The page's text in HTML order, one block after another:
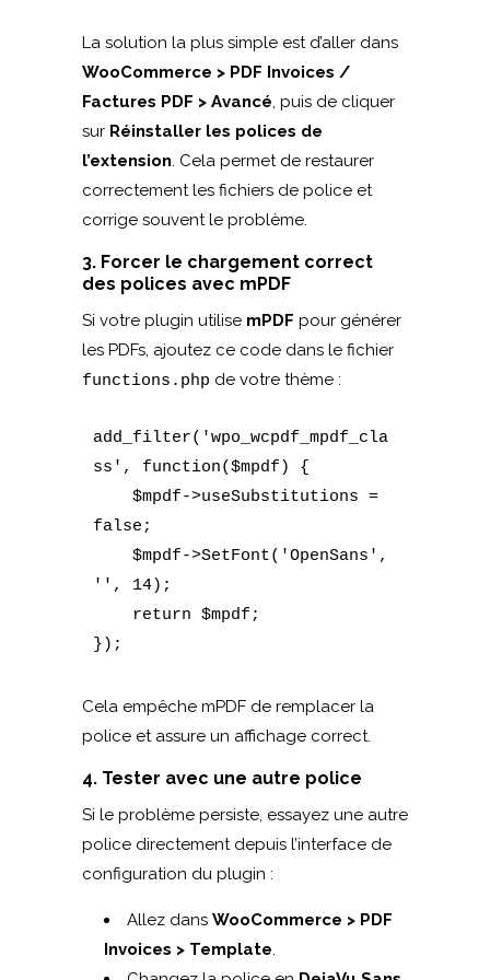
La solution la plus simple est d’aller dans
WooCommerce > PDF Invoices /
Factures PDF > Avancé, puis de cliquer
sur Réinstaller les polices de
l’extension. Cela permet de restaurer
correctement les fichiers de police et
corrige souvent le problème.
3. Forcer le chargement correct
des polices avec mPDF
Si votre plugin utilise mPDF pour générer
les PDFs, ajoutez ce code dans le fichier
functions.php de votre thème :
add_filter('wpo_wcpdf_mpdf_cla
ss', function($mpdf) {
false;
'', 14);
Cela empêche mPDF de remplacer la
police et assure un affichage correct.
4. Tester avec une autre police
Si le problème persiste, essayez une autre
police directement depuis l’interface de
configuration du plugin :
Allez dans WooCommerce > PDF
Invoices > Template.